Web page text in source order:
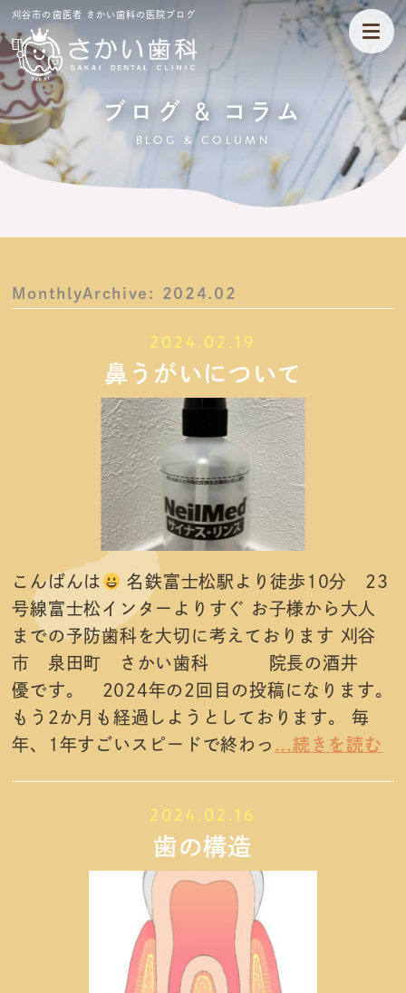
刈谷市の歯医者 さかい歯科の医院ブログ
ブログ & コラム
BLOG & COLUMN
MonthlyArchive: 2024.02
2024.02.19
鼻うがいについて
こんばんは
名鉄富士松駅より徒歩10分 23
号線富士松インターよりすぐ お子様から大人
までの予防歯科を大切に考えております 刈谷
市 泉田町 さかい歯科 院長の酒井
優です。 2024年の2回目の投稿になります。
もう2か月も経過しようとしております。 毎
年、1年すごいスピードで終わっ
...続きを読む
2024.02.16
歯の構造